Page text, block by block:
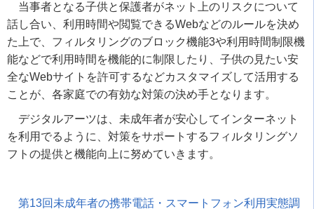
当事者となる子供と保護者がネット上のリスクについて
話し合い、利用時間や閲覧できるWebなどのルールを決め
た上で、フィルタリングのブロック機能3や利用時間制限機
能などで利用時間を機能的に制限したり、子供の見たい安
全なWebサイトを許可するなどカスタマイズして活用する
ことが、各家庭での有効な対策の決め手となります。
デジタルアーツは、未成年者が安心してインターネット
を利用でるように、対策をサポートするフィルタリングソ
フトの提供と機能向上に努めていきます。
第13回未成年者の携帯電話・スマートフォン利用実態調